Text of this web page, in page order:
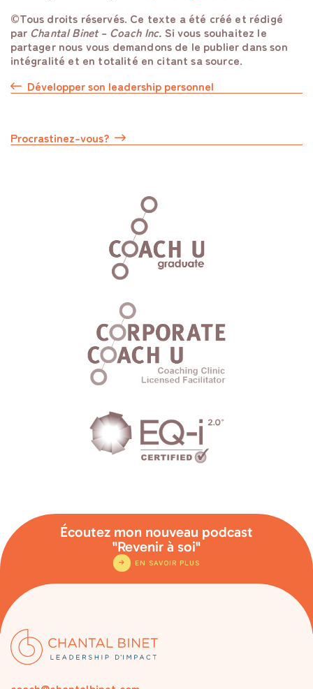
©Tous droits réservés. Ce texte a été créé et rédigé
par Chantal Binet – Coach Inc. Si vous souhaitez le
partager nous vous demandons de le publier dans son
intégralité et en totalité en citant sa source.
Développer son leadership personnel
Procrastinez-vous?
Écoutez mon nouveau podcast
"Revenir à soi"
EN SAVOIR PLUS